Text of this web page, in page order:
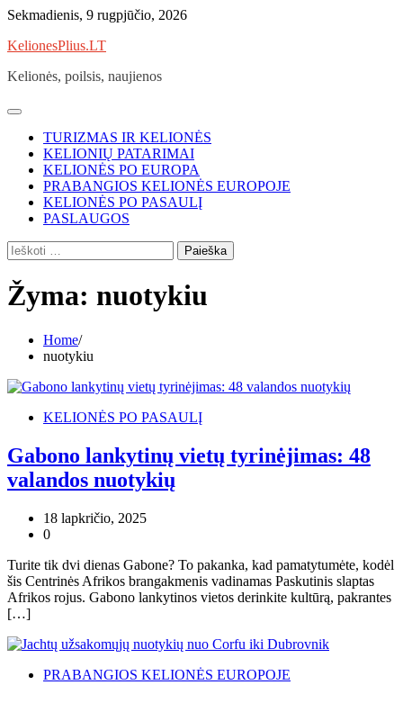
Skip
content
Sekmadienis, 9 rugpjūčio, 2026
KelionesPlius.LT
Kelionės, poilsis, naujienos
TURIZMAS IR KELIONĖS
KELIONIŲ PATARIMAI
KELIONĖS PO EUROPA
PRABANGIOS KELIONĖS EUROPOJE
KELIONĖS PO PASAULĮ
PASLAUGOS
Ieškoti:
Žyma: nuotykiu
Home
nuotykiu
KELIONĖS PO PASAULĮ
Gabono lankytinų vietų tyrinėjimas: 48
valandos nuotykių
18 lapkričio, 2025
0
Turite tik dvi dienas Gabone? To pakanka, kad pamatytumėte, kodėl
šis Centrinės Afrikos brangakmenis vadinamas Paskutinis slaptas
Afrikos rojus. Gabono lankytinos vietos derinkite kultūrą, pakrantes
[…]
PRABANGIOS KELIONĖS EUROPOJE